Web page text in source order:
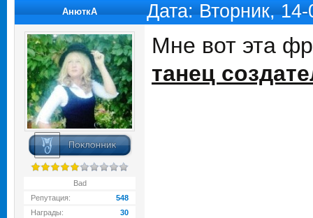
АнюткA Дата: Вторник,
Bad
Репутация:
548
Награды:
30
Мне вот эта
танец